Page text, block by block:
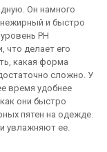
Он намного
нежирный и быстро
PH
что делает его
какая форма
сложно. У
время удобнее
они быстро
пятен на одежде.
увлажняют ее.